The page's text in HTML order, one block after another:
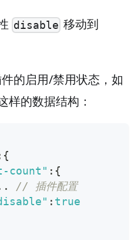
disable 移动到
的启用/禁用状态，如
样的数据结构：
{
count" : {
// 插件配置
: true